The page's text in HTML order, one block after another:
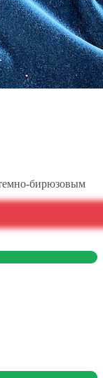
бирюзовым